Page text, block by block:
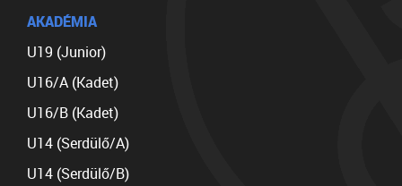
AKADÉMIA
U19 (Junior)
U16/A (Kadet)
U16/B (Kadet)
U14 (Serdülő/A)
U14 (Serdülő/B)